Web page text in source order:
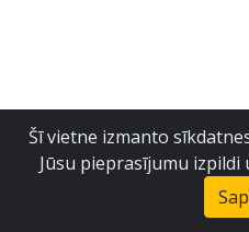
Šī vietne izmanto
Jūsu pieprasījumu izpildi